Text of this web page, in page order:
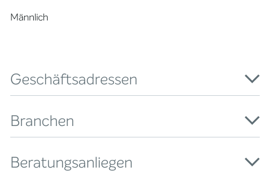
Männlich
Geschäftsadressen
Branchen
Beratungsanliegen